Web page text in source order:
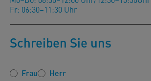
Fr: 06:30–11:30 Uhr
Schreiben Sie uns
Frau Herr